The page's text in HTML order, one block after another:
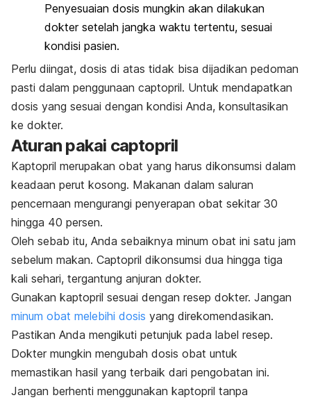
Penyesuaian dosis mungkin akan dilakukan
dokter setelah jangka waktu tertentu, sesuai
kondisi pasien.
Perlu diingat, dosis di atas tidak bisa dijadikan pedoman
pasti dalam penggunaan captopril. Untuk mendapatkan
dosis yang sesuai dengan kondisi Anda, konsultasikan
ke dokter.
Aturan pakai captopril
Kaptopril merupakan obat yang harus dikonsumsi dalam
keadaan perut kosong. Makanan dalam saluran
pencernaan mengurangi penyerapan obat sekitar 30
hingga 40 persen.
Oleh sebab itu, Anda sebaiknya minum obat ini satu jam
sebelum makan. Captopril dikonsumsi dua hingga tiga
kali sehari, tergantung anjuran dokter.
Gunakan kaptopril sesuai dengan resep dokter. Jangan
minum obat melebihi dosis yang direkomendasikan.
Pastikan Anda mengikuti petunjuk pada label resep.
Dokter mungkin mengubah dosis obat untuk
memastikan hasil yang terbaik dari pengobatan ini.
Jangan berhenti menggunakan kaptopril tanpa